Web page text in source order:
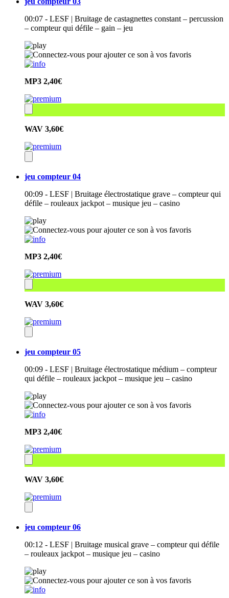
00:07 - LESF | Bruitage de castagnettes constant – percussion
– compteur qui défile – gain – jeu
MP3 2,40€
WAV 3,60€
jeu compteur 04
00:09 - LESF | Bruitage électrostatique grave – compteur qui
défile – rouleaux jackpot – musique jeu – casino
MP3 2,40€
WAV 3,60€
jeu compteur 05
00:09 - LESF | Bruitage électrostatique médium – compteur
qui défile – rouleaux jackpot – musique jeu – casino
MP3 2,40€
WAV 3,60€
jeu compteur 06
00:12 - LESF | Bruitage musical grave – compteur qui défile
– rouleaux jackpot – musique jeu – casino